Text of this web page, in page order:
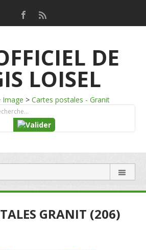
DE
LOISEL
Image > Cartes postales - Granit
GRANIT (206)